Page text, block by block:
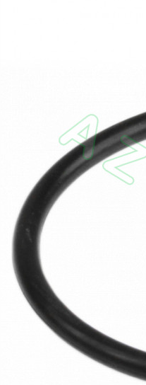
оборудование
Пульты управления,
контроллеры
Устройства громкой
связи и оповещения
Краны раздаточные,
комплектующие
Резервуарное
оборудование
Запорная арматура
Насосы и насосные